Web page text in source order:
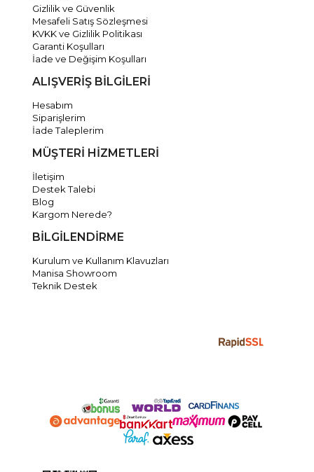
Gizlilik ve Güvenlik
Mesafeli Satış Sözleşmesi
KVKK ve Gizlilik Politikası
Garanti Koşulları
İade ve Değişim Koşulları
ALIŞVERİŞ BİLGİLERİ
Hesabım
Siparişlerim
İade Taleplerim
MÜŞTERİ HİZMETLERİ
İletişim
Destek Talebi
Blog
Kargom Nerede?
BİLGİLENDİRME
Kurulum ve Kullanım Klavuzları
Manisa Showroom
Teknik Destek